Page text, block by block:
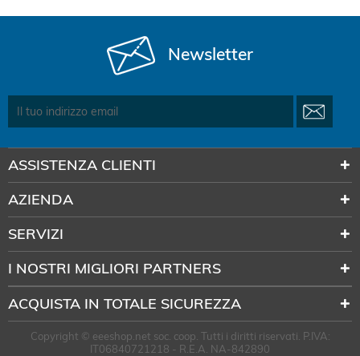
Newsletter
ASSISTENZA CLIENTI
AZIENDA
SERVIZI
I NOSTRI MIGLIORI PARTNERS
ACQUISTA IN TOTALE SICUREZZA
Copyright © eeeshop.net soc. coop. Tutti i diritti riservati. P.IVA:
IT06840721218 - R.E.A. NA-842890